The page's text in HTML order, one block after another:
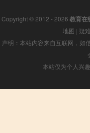
Copyright © 2012 - 2026 教育在
地图 | 疑
声明：本站内容来自互联网，如
本站仅为个人兴